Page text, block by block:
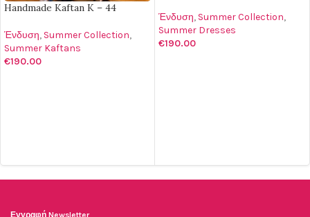
Handmade Kaftan K – 44
Ένδυση, Summer Collection,
Summer Kaftans
€190.00
Ένδυση, Summer Collection,
Summer Dresses
€190.00
Εγγραφή Newsletter